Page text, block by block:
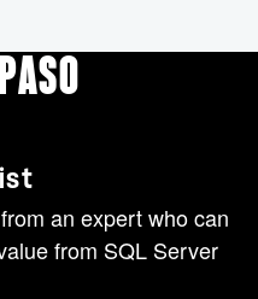
an expert who can
from SQL Server